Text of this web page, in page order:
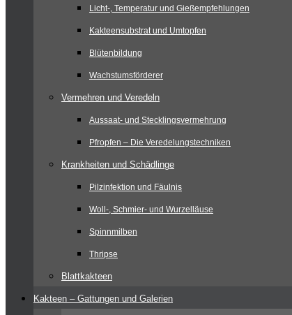
Licht-, Temperatur und Gießempfehlungen
Kakteensubstrat und Umtopfen
Blütenbildung
Wachstumsförderer
Vermehren und Veredeln
Aussaat- und Stecklingsvermehrung
Pfropfen – Die Veredelungstechniken
Krankheiten und Schädlinge
Pilzinfektion und Fäulnis
Woll-, Schmier- und Wurzelläuse
Spinnmilben
Thripse
Blattkakteen
Kakteen – Gattungen und Galerien